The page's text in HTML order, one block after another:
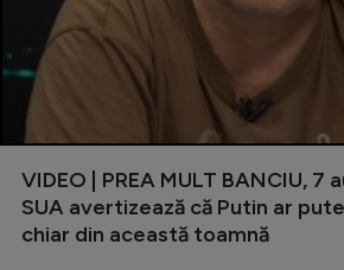
VIDEO | PREA MULT BANCIU, 7
SUA avertizează că Putin ar
chiar din această toamnă